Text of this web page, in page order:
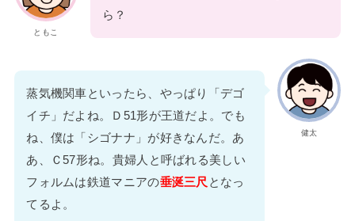
ともこ
ら？
健太
蒸気機関車といったら、やっぱり「デゴ
イチ」だよね。Ｄ51形が王道だよ。でも
ね、僕は「シゴナナ」が好きなんだ。あ
あ、Ｃ57形ね。貴婦人と呼ばれる美しい
フォルムは鉄道マニアの垂涎三尺となっ
てるよ。